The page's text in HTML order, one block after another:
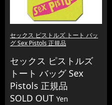
セックス ピストルズ トート バッ
グ Sex Pistols 正規品
セックス ピストルズ
トート バッグ Sex
Pistols 正規品
SOLD OUT Yen